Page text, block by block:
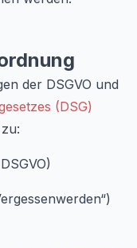
der DSGVO und
(DSG)